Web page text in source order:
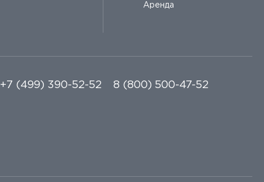
Аренда
+7 (499) 390-52-52 8 (800) 500-47-52